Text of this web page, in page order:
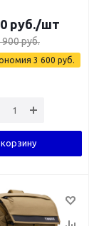
руб./шт
900руб.
3 600 руб.